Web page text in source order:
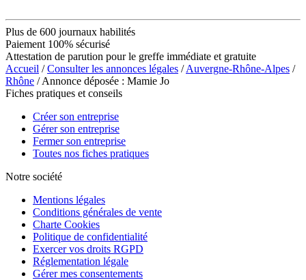
Plus de 600 journaux habilités
Paiement 100% sécurisé
Attestation de parution pour le greffe immédiate et gratuite
Accueil /Consulter les annonces légales /Auvergne-Rhône-Alpes /
Rhône / Annonce déposée : Mamie Jo
Fiches pratiques et conseils
Créer son entreprise
Gérer son entreprise
Fermer son entreprise
Toutes nos fiches pratiques
Notre société
Mentions légales
Conditions générales de vente
Charte Cookies
Politique de confidentialité
Exercer vos droits RGPD
Réglementation légale
Gérer mes consentements